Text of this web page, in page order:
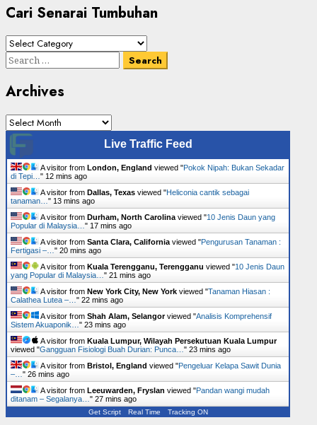
Cari Senarai Tumbuhan
Cari
Senarai
Search
Archives
Archives
Live Traffic Feed
A visitor from London, England viewed "Pokok Nipah: Bukan Sekadar
di Tepi… " 12 mins ago
A visitor from Dallas, Texas viewed "Heliconia cantik sebagai
tanaman… " 13 mins ago
A visitor from Durham, North Carolina viewed "10 Jenis Daun yang
Popular di Malaysia… " 17 mins ago
A visitor from Santa Clara, California viewed "Pengurusan Tanaman :
Fertigasi –… " 20 mins ago
A visitor from Kuala Terengganu, Terengganu viewed "10 Jenis Daun
yang Popular di Malaysia… " 21 mins ago
A visitor from New York City, New York viewed "Tanaman Hiasan :
Calathea Lutea –… " 22 mins ago
A visitor from Shah Alam, Selangorviewed "Analisis Komprehensif
Sistem Akuaponik… " 23 mins ago
A visitor from Kuala Lumpur, Wilayah Persekutuan Kuala Lumpur
viewed "Gangguan Fisiologi Buah Durian: Punca… " 23 mins ago
A visitor from Bristol, England viewed "Pengeluar Kelapa Sawit Dunia
–… " 26 mins ago
A visitor from Leeuwarden, Fryslan viewed "Pandan wangi mudah
ditanam – Segalanya… " 27 mins ago
Get Script Real Time Tracking ON